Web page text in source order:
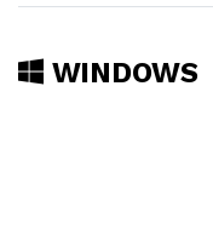
WINDOWS